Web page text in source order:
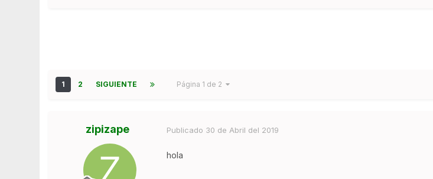
1 2 SIGUIENTE Página 1 de 2
zipizape Publicado 30 de Abril del 2019
hola